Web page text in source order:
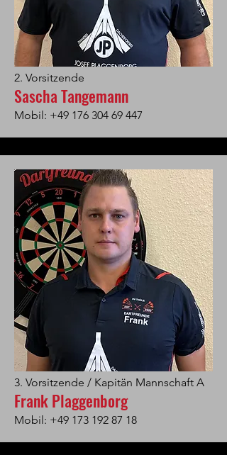
2. Vorsitzende
Sascha Tangemann
Mobil: +49 176 304 69 447
3. Vorsitzende / Kapitän Mannschaft A
Frank Plaggenborg
Mobil: +49 173 192 87 18